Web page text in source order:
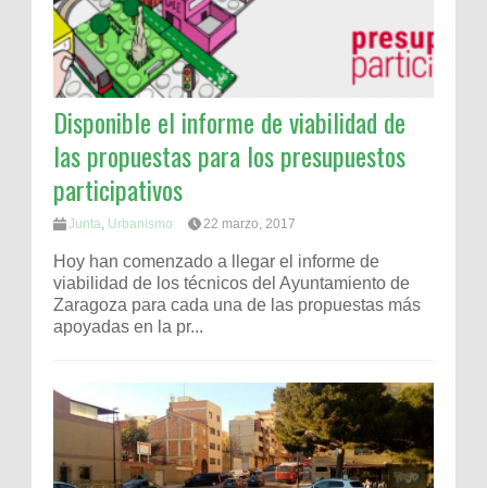
Disponible el informe de viabilidad de
las propuestas para los presupuestos
participativos
Junta, Urbanismo 22 marzo, 2017
Hoy han comenzado a llegar el informe de
viabilidad de los técnicos del Ayuntamiento de
Zaragoza para cada una de las propuestas más
apoyadas en la pr...